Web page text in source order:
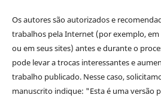
Os autores são autorizados e
trabalhos pela Internet (por exemplo,
ou em seus sites) antes e durante o
pode levar a trocas interessantes e
trabalho publicado. Nesse caso,
manuscrito indique: "Esta é uma versão